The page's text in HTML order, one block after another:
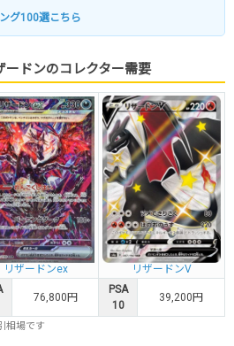
グ100選こちら
ードンのコレクター需要
リザードンex
リザードンV
76,800円
PSA
10
39,200円
相場です